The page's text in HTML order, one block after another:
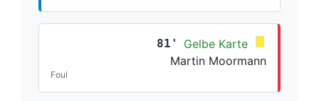
81'
Gelbe Karte
Martin Moormann
Foul